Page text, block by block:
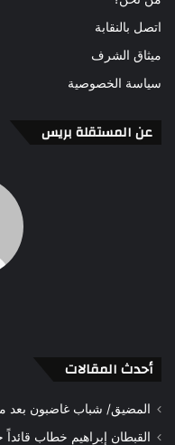
اتصل بالنقابة
ميثاق الشرف
سياسة الخصوصية
عن المستقلة بريس
أحدث المقالات
المضيق/ شباب غاضبون بعد
القبطان إبراهيم خطاب قائداً